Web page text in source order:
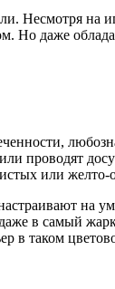
Несмотря на
Но даже
проводят
или
в самый
в таком